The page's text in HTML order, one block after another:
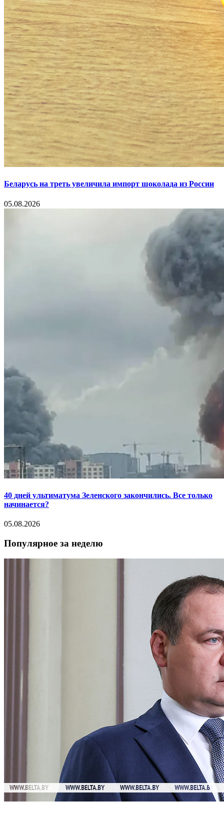
Беларусь на треть увеличила импорт шоколада из России
05.08.2026
40 дней ультиматума Зеленского закончились. Все только
начинается?
05.08.2026
Популярное за неделю